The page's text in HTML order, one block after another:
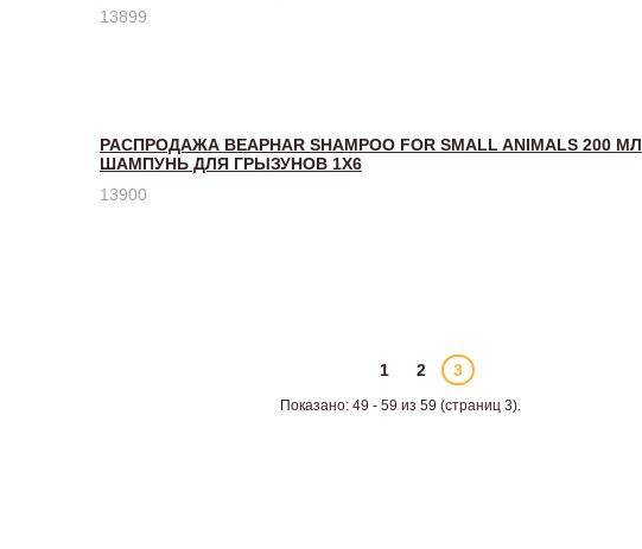
13899
РАСПРОДАЖА BEAPHAR SHAMPOO FOR SMALL ANIMALS 200 МЛ
ШАМПУНЬ ДЛЯ ГРЫЗУНОВ 1Х6
13900
1 2 3
Показано: 49 - 59 из 59 (страниц 3).